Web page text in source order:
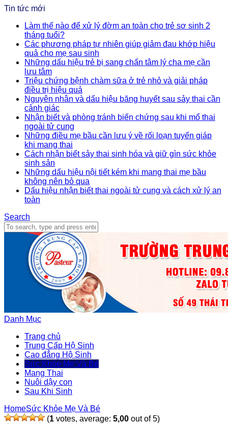
Tin tức mới
Làm thế nào để xử lý đờm an toàn cho trẻ sơ sinh 2
tháng tuổi?
Các phương pháp tự nhiên giúp giảm đau khớp hiệu
quả cho mẹ sau sinh
Những dấu hiệu trẻ bị sang chấn tâm lý cha mẹ cần
lưu tâm
Triệu chứng bệnh chàm sữa ở trẻ nhỏ và giải pháp
điều trị hiệu quả
Nguyên nhân và dấu hiệu băng huyết sau sảy thai cần
cảnh giác
Nhận biết và phòng tránh biến chứng sau khi mổ thai
ngoài tử cung
Những điều mẹ bầu cần lưu ý về rối loạn tuyến giáp
khi mang thai
Cách nhận biết sảy thai sinh hóa và giữ gìn sức khỏe
sinh sản
Những dấu hiệu nội tiết kém khi mang thai mẹ bầu
không nên bỏ qua
Dấu hiệu nhận biết thai ngoài tử cung và cách xử lý an
toàn
Search
Danh Mục
Trang chủ
Trung Cấp Hộ Sinh
Cao đẳng Hộ Sinh
Sức Khỏe Mẹ Và Bé
Mang Thai
Nuôi dậy con
Sau Khi Sinh
HomeSức Khỏe Mẹ Và Bé
(1 votes, average: 5,00 out of 5)